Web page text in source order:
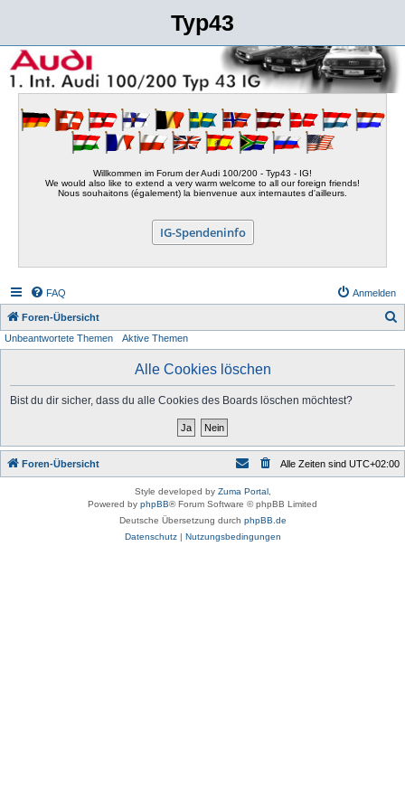
Typ43
Willkommen im Forum der Audi 100/200 - Typ43 - IG!
We would also like to extend a very warm welcome to all our foreign friends!
Nous souhaitons (également) la bienvenue aux internautes d'ailleurs.
IG-Spendeninfo
FAQ Anmelden
Foren-Übersicht
Unbeantwortete Themen Aktive Themen
Alle Cookies löschen
Bist du dir sicher, dass du alle Cookies des Boards löschen möchtest?
Foren-Übersicht Alle Zeiten sind UTC+02:00
Style developed by Zuma Portal,
Powered by phpBB® Forum Software © phpBB Limited
Deutsche Übersetzung durch phpBB.de
Datenschutz| Nutzungsbedingungen